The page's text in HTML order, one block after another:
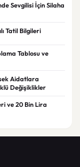
Sevgilisi İçin Silaha
Tatil Bilgileri
Tablosu ve
Aidatlara
Değişiklikler
ve 20 Bin Lira